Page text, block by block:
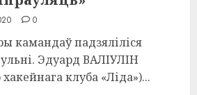
0
камандаў падзяліліся
Эдуард ВАЛІУЛІН
клуба «Ліда»)...